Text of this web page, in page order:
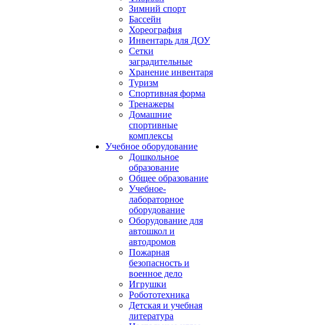
Зимний спорт
Бассейн
Хореография
Инвентарь для ДОУ
Сетки
заградительные
Хранение инвентаря
Туризм
Спортивная форма
Тренажеры
Домашние
спортивные
комплексы
Учебное оборудование
Дошкольное
образование
Общее образование
Учебное-
лабораторное
оборудование
Оборудование для
автошкол и
автодромов
Пожарная
безопасность и
военное дело
Игрушки
Робототехника
Детская и учебная
литература